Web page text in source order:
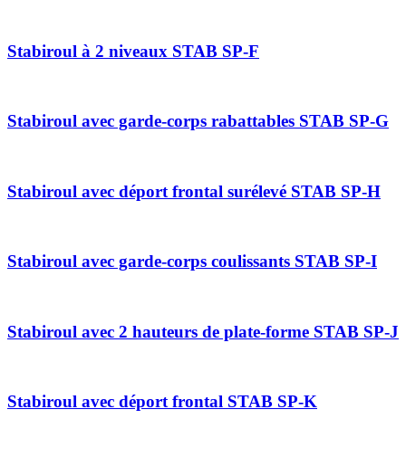
Stabiroul à 2 niveaux STAB SP-F
Stabiroul avec garde-corps rabattables STAB SP-G
Stabiroul avec déport frontal surélevé STAB SP-H
Stabiroul avec garde-corps coulissants STAB SP-I
Stabiroul avec 2 hauteurs de plate-forme STAB SP-J
Stabiroul avec déport frontal STAB SP-K